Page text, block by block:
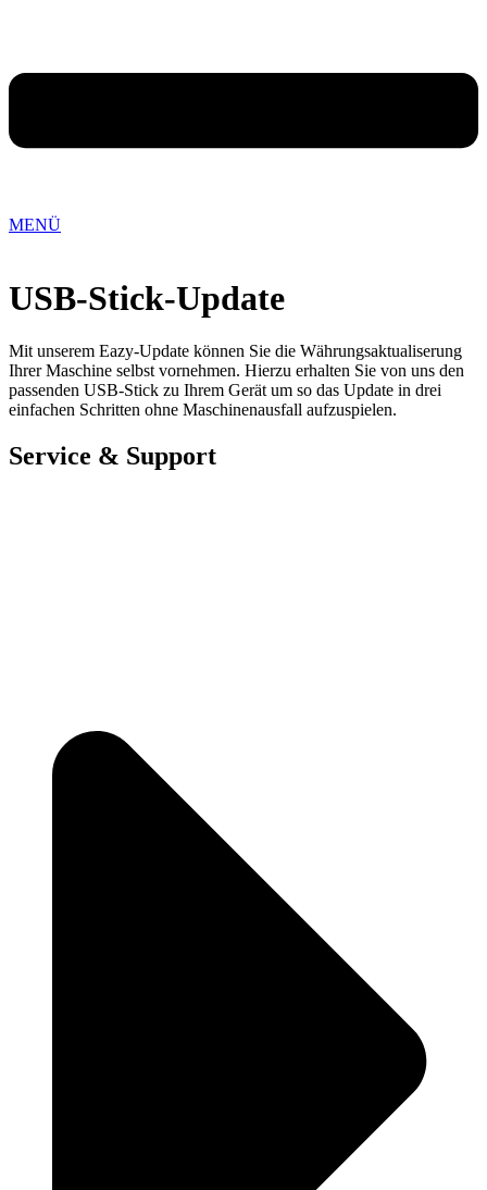
MENÜ
USB-Stick-Update
Mit unserem Eazy-Update können Sie die Währungsaktualiserung
Ihrer Maschine selbst vornehmen. Hierzu erhalten Sie von uns den
passenden USB-Stick zu Ihrem Gerät um so das Update in drei
einfachen Schritten ohne Maschinenausfall aufzuspielen.
Service & Support